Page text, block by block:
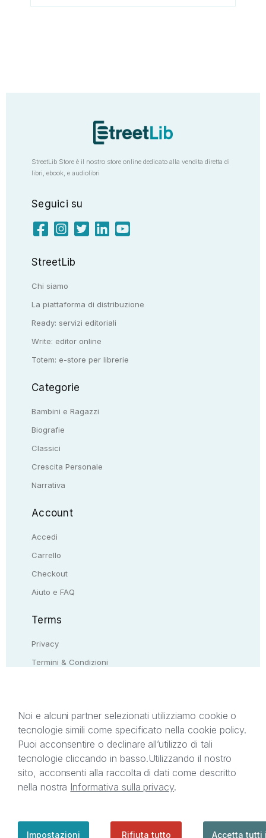
StreetLib Store è il nostro store online dedicato alla vendita diretta di
libri, ebook, e audiolibri
Seguici su
StreetLib
Chi siamo
La piattaforma di distribuzione
Ready: servizi editoriali
Write: editor online
Totem: e-store per librerie
Categorie
Bambini e Ragazzi
Biografie
Classici
Crescita Personale
Narrativa
Account
Accedi
Carrello
Checkout
Aiuto e FAQ
Terms
Privacy
Termini & Condizioni
Il presente sito web è di proprietà di StreetLib S.r.l.
C.F. e P.IVA 05338720963. StreetLib S.r.l. è
titolare di tutti i diritti di proprietà intellettuale
afferenti ai marchi, loghi e segni distintivi presenti
sul sito web. Si invita l’utente a prendere visione
support@streetlib.com
Noi e alcuni partner selezionati utilizziamo cookie o
tecnologie simili come specificato nella cookie policy.
Puoi acconsentire o declinare all’utilizzo di tali
tecnologie cliccando in basso.Utilizzando il nostro
sito, acconsenti alla raccolta di dati come descritto
nella nostra Informativa sulla privacy.
Impostazioni Rifiuta tutto Accetta tutti